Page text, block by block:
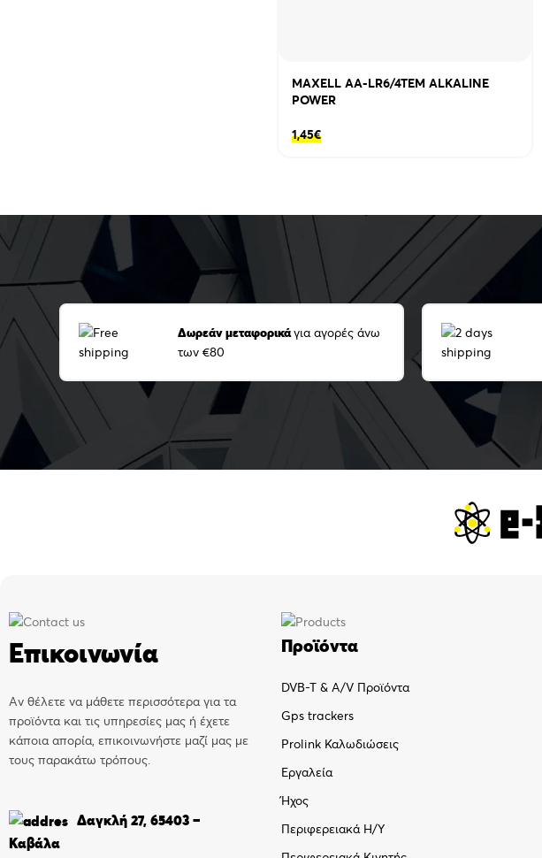
MAXELL AA-LR6/4TEM ALKALINE
POWER
1,45€
Δωρεάν μεταφορικάγια αγορές άνω
των €80
Επικοινωνία
Αν θέλετε να μάθετε περισσότερα για τα
προϊόντα και τις υπηρεσίες μας ή έχετε
κάποια απορία, επικοινωνήστε μαζί μας με
τους παρακάτω τρόπους.
Δαγκλή 27, 65403 –
Καβάλα
Προϊόντα
DVB-T & A/V Προϊόντα
Gps trackers
Prolink Καλωδιώσεις
Εργαλεία
Ήχος
Περιφερειακά Η/Υ